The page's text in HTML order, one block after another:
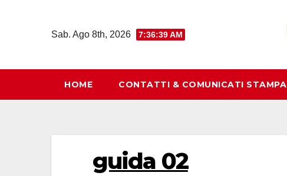
Sab. Ago 8th, 2026 7:36:39 AM
HOME CONTATTI & COMUNICATI STAMPA
guida 02